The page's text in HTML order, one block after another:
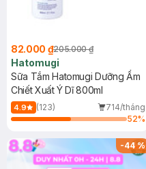
82.000 ₫205.000 ₫
Hatomugi
Sữa Tắm Hatomugi Dưỡng Ẩm
Chiết Xuất Ý Dĩ 800ml
4.9 (123)
714/tháng
52%
-44%